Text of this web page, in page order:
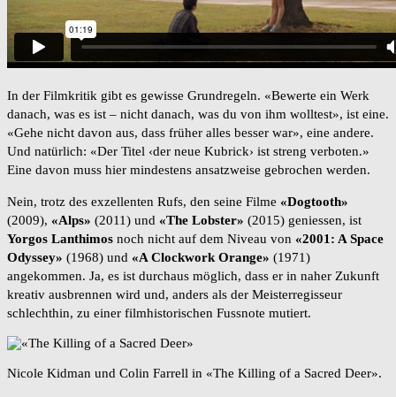
In der Filmkritik gibt es gewisse Grundregeln. «Bewerte ein Werk
danach, was es ist – nicht danach, was du von ihm wolltest», ist eine.
«Gehe nicht davon aus, dass früher alles besser war», eine andere.
Und natürlich: «Der Titel ‹der neue Kubrick› ist streng verboten.»
Eine davon muss hier mindestens ansatzweise gebrochen werden.
Nein, trotz des exzellenten Rufs, den seine Filme «Dogtooth»
(2009), «Alps» (2011) und «The Lobster» (2015) geniessen, ist
Yorgos Lanthimos noch nicht auf dem Niveau von «2001: A Space
Odyssey» (1968) und «A Clockwork Orange» (1971)
angekommen. Ja, es ist durchaus möglich, dass er in naher Zukunft
kreativ ausbrennen wird und, anders als der Meisterregisseur
schlechthin, zu einer filmhistorischen Fussnote mutiert.
Nicole Kidman und Colin Farrell in «The Killing of a Sacred Deer».